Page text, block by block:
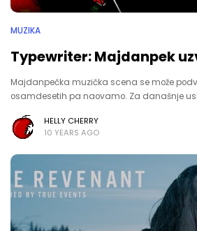
MUZIKA
Typewriter: Majdanpek
Majdanpečka muzička scena se može
osamdesetih pa naovamo. Za današnje
HELLY CHERRY
10 YEARS AGO